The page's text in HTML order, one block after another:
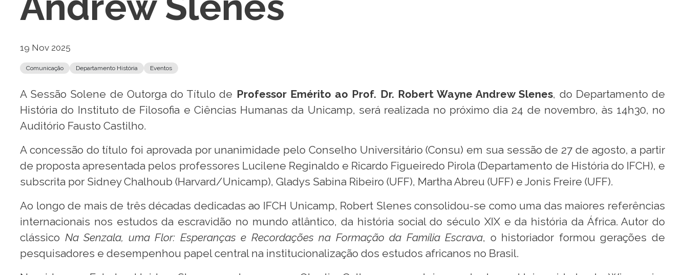
19 Nov 2025
Comunicação Departamento História Eventos
A Sessão Solene de Outorga do Título de Professor Emérito ao Prof. Dr. Robert Wayne Andrew Slenes, do Departamento de
História do Instituto de Filosofia e Ciências Humanas da Unicamp, será realizada no próximo dia 24 de novembro, às 14h30, no
Auditório Fausto Castilho.
A concessão do título foi aprovada por unanimidade pelo Conselho Universitário (Consu) em sua sessão de 27 de agosto, a partir
de proposta apresentada pelos professores Lucilene Reginaldo e Ricardo Figueiredo Pirola (Departamento de História do IFCH), e
subscrita por Sidney Chalhoub (Harvard/Unicamp), Gladys Sabina Ribeiro (UFF), Martha Abreu (UFF) e Jonis Freire (UFF).
Ao longo de mais de três décadas dedicadas ao IFCH Unicamp, Robert Slenes consolidou-se como uma das maiores referências
internacionais nos estudos da escravidão no mundo atlântico, da história social do século XIX e da história da África. Autor do
clássico Na Senzala, uma Flor: Esperanças e Recordações na Formação da Família Escrava, o historiador formou gerações de
pesquisadores e desempenhou papel central na institucionalização dos estudos africanos no Brasil.